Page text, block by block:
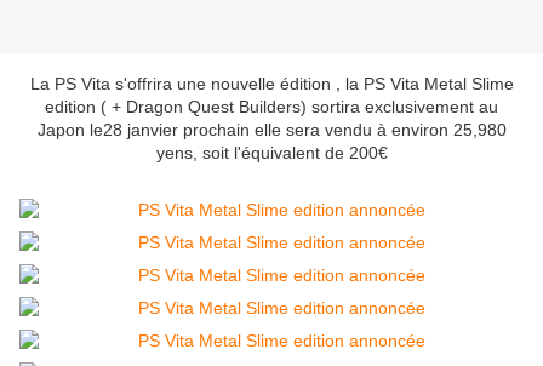
La PS Vita s'offrira une nouvelle édition , la PS Vita Metal Slime
edition ( + Dragon Quest Builders) sortira exclusivement au
Japon le28 janvier prochain elle sera vendu à environ 25,980
yens, soit l'équivalent de 200€